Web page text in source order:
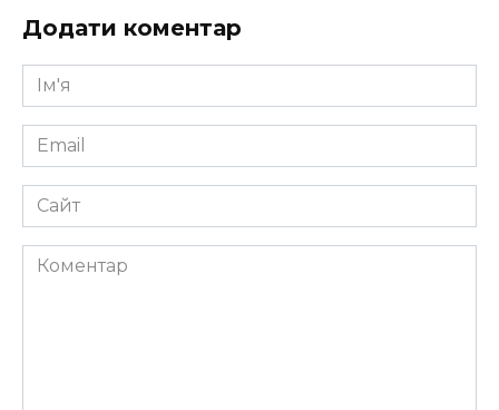
Додати коментар
Ім'я
*
Email
*
Сайт
Коментар